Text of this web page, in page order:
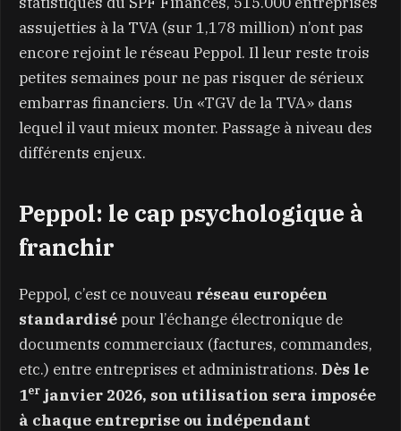
assujetties à la TVA (sur 1,178 million) n’ont pas
encore rejoint le réseau Peppol. Il leur reste trois
petites semaines pour ne pas risquer de sérieux
embarras financiers. Un «TGV de la TVA» dans
lequel il vaut mieux monter. Passage à niveau des
différents enjeux.
Peppol: le cap psychologique à
franchir
Peppol, c’est ce nouveau réseau européen
standardisépour l’échange électronique de
documents commerciaux (factures, commandes,
etc.) entre entreprises et administrations. Dès le
1er janvier 2026, son utilisation sera imposée
à chaque entreprise ou indépendant